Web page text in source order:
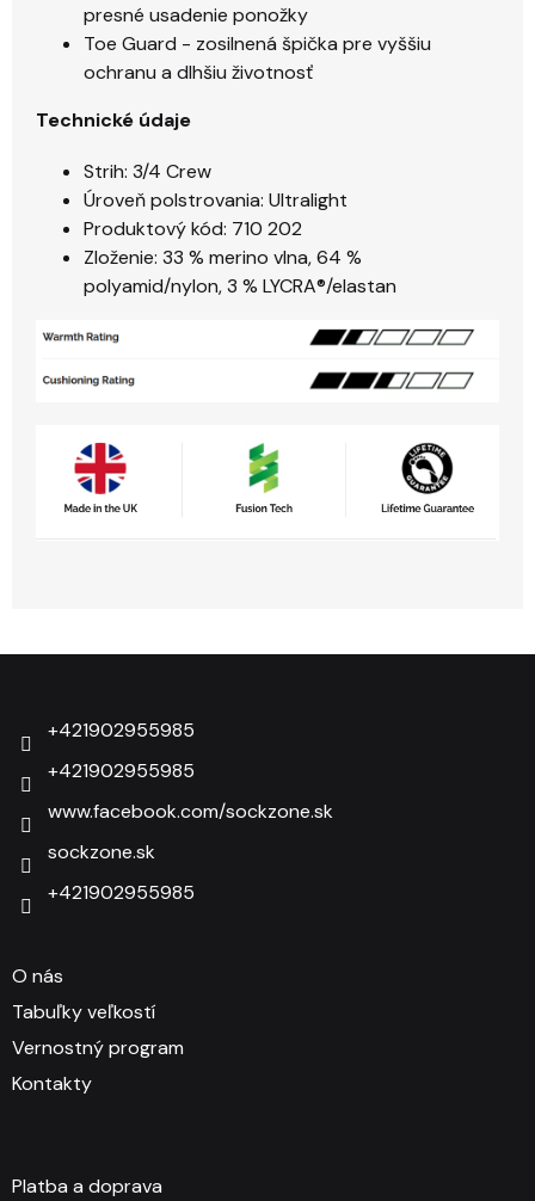
presné usadenie ponožky
Toe Guard - zosilnená špička pre vyššiu
ochranu a dlhšiu životnosť
Technické údaje
Strih: 3/4 Crew
Úroveň polstrovania: Ultralight
Produktový kód: 710 202
Zloženie: 33 % merino vlna, 64 %
polyamid/nylon, 3 % LYCRA®/elastan
+421902955985
+421902955985
www.facebook.com/sockzone.sk
sockzone.sk
+421902955985
O nás
Tabuľky veľkostí
Vernostný program
Kontakty
Platba a doprava